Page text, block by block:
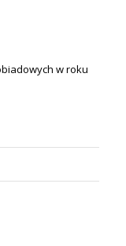
w roku